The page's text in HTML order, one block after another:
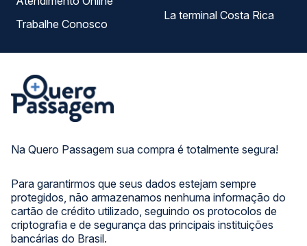
Na Quero Passagem sua compra é totalmente segura!
Para garantirmos que seus dados estejam sempre
protegidos, não armazenamos nenhuma informação do
cartão de crédito utilizado, seguindo os protocolos de
criptografia e de segurança das principais instituições
bancárias do Brasil.
Trabalhe Conosco
La terminal Costa Rica